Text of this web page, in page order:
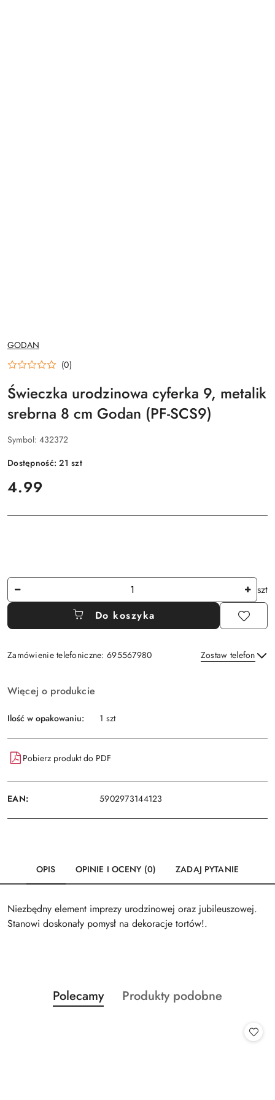
NAZWA
PRODUCENTA:
GODAN
(0)
Świeczka urodzinowa cyferka 9, metalik
srebrna 8 cm Godan (PF-SCS9)
Symbol: 432372
Dostępność:21szt
cena:
4.99
Ilość
szt
Do koszyka
Zamówienie telefoniczne: 695567980 Zostaw telefon
i
dostawa
Więcej o produkcie
Ilość w opakowaniu: 1 szt
Pobierz produkt do PDF
EAN: 5902973144123
OPIS OPINIE I OCENY (0) ZADAJ PYTANIE
Niezbędny element imprezy urodzinowej oraz jubileuszowej.
Stanowi doskonały pomysł na dekoracje tortów!.
Pomiń karuzelę produktów
Produkty
o
Polecamy
Produkty
Produkty podobne